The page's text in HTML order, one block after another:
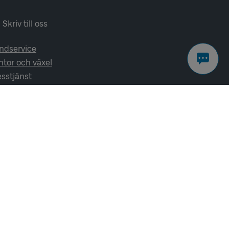
Skriv till oss
och växel